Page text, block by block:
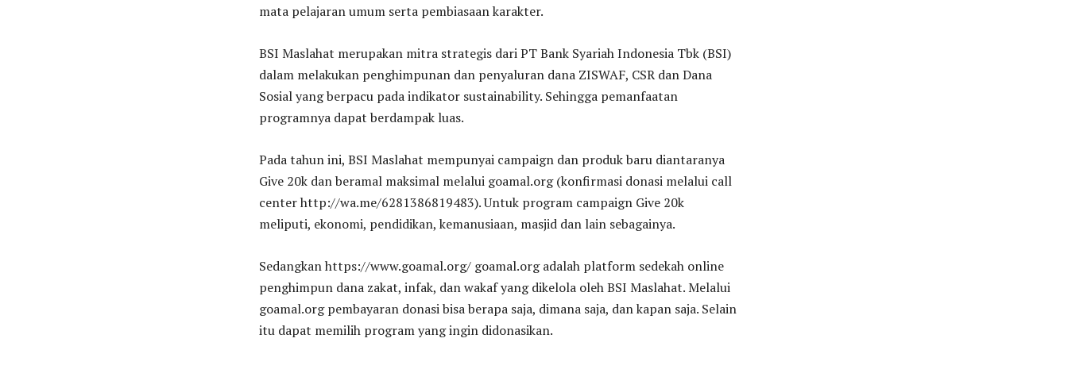
mata pelajaran umum serta pembiasaan karakter.
BSI Maslahat merupakan mitra strategis dari PT Bank Syariah Indonesia Tbk (BSI)
dalam melakukan penghimpunan dan penyaluran dana ZISWAF, CSR dan Dana
Sosial yang berpacu pada indikator sustainability. Sehingga pemanfaatan
programnya dapat berdampak luas.
Pada tahun ini, BSI Maslahat mempunyai campaign dan produk baru diantaranya
Give 20k dan beramal maksimal melalui goamal.org (konfirmasi donasi melalui call
center http://wa.me/6281386819483). Untuk program campaign Give 20k
meliputi, ekonomi, pendidikan, kemanusiaan, masjid dan lain sebagainya.
Sedangkan https://www.goamal.org/ goamal.org adalah platform sedekah online
penghimpun dana zakat, infak, dan wakaf yang dikelola oleh BSI Maslahat. Melalui
goamal.org pembayaran donasi bisa berapa saja, dimana saja, dan kapan saja. Selain
itu dapat memilih program yang ingin didonasikan.